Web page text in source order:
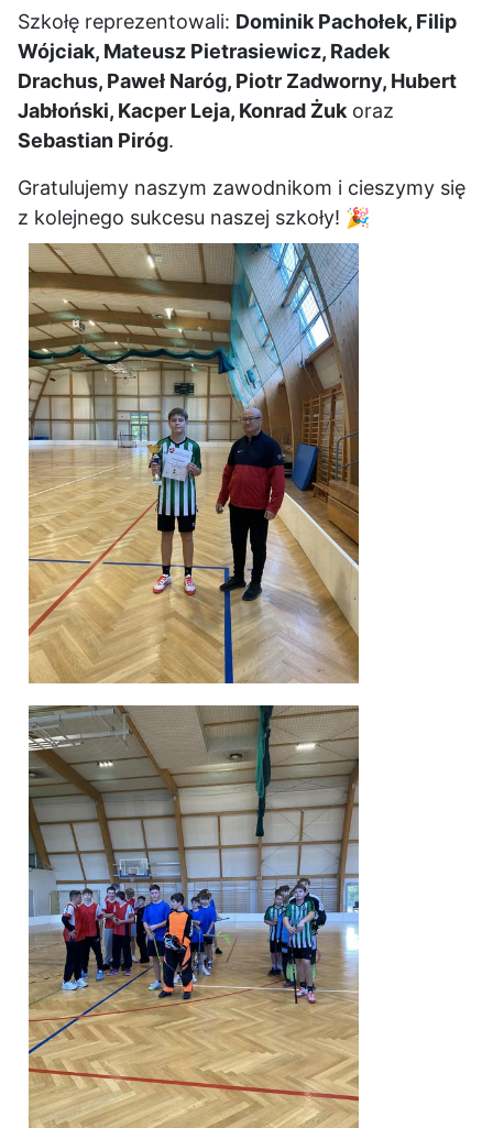
Szkołę reprezentowali: Dominik Pachołek, Filip
Wójciak, Mateusz Pietrasiewicz, Radek
Drachus, Paweł Naróg, Piotr Zadworny, Hubert
Jabłoński, Kacper Leja, Konrad Żukoraz
Sebastian Piróg.
Gratulujemy naszym zawodnikom i cieszymy się
z kolejnego sukcesu naszej szkoły! 🎉